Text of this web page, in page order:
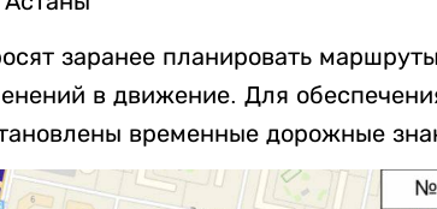
заранее планировать
в движение. Для
временные дорожные